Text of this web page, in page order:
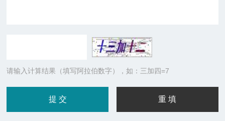
请输入计算结果（填写阿拉伯数字），如：三加四=7